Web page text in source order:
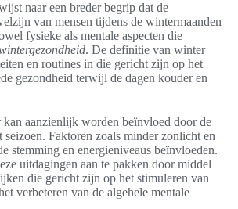
naar een breder begrip dat de
van mensen tijdens de wintermaanden
fysieke als mentale aspecten die
. De definitie van winter
en routines in die gericht zijn op het
gezondheid terwijl de dagen kouder en
aanzienlijk worden beïnvloed door de
seizoen. Faktoren zoals minder zonlicht en
stemming en energieniveaus beïnvloeden.
uitdagingen aan te pakken door middel
die gericht zijn op het stimuleren van
verbeteren van de algehele mentale